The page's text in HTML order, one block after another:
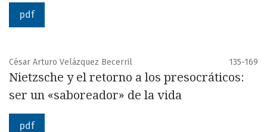
pdf
César Arturo Velázquez Becerril 135-169
Nietzsche y el retorno a los presocráticos:
ser un «saboreador» de la vida
pdf